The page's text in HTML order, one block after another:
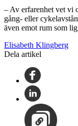
– Av erfarenhet vet vi
gång- eller
även emot rum som
Elisabeth Klingberg
Dela artikel